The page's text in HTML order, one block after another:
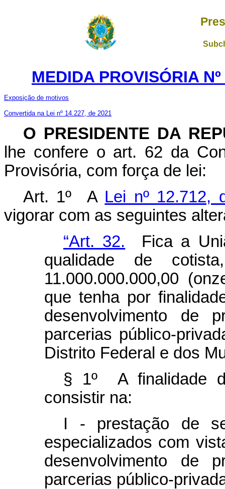
MEDIDA PROVISÓRIA
Exposição de motivos
Convertida na Lei nº 14.227, de 2021
O PRESIDENTE DA
lhe confere o art. 62 da
Provisória, com força de lei:
Art. 1º A Lei nº 12.712,
vigorar com as seguintes
“Art. 32. Fica a
qualidade de
11.000.000.000,00
que tenha por
desenvolvimento de
parcerias público-
Distrito Federal e dos
§ 1º A finalidade
consistir na:
I - prestação de
especializados com
desenvolvimento de
parcerias público-